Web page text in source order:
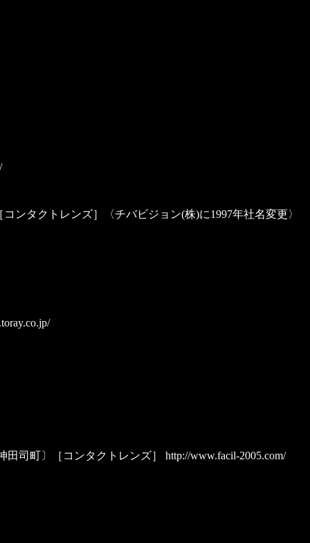
ンタクトレンズ］〈チバビジョン(株)に1997年社名変更〉
田司町〕［コンタクトレンズ］ http://www.facil-2005.com/